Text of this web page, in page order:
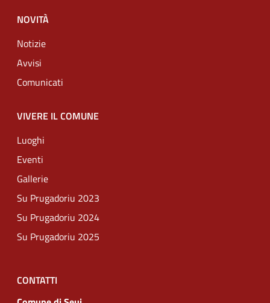
NOVITÀ
Notizie
Avvisi
Comunicati
VIVERE IL COMUNE
Luoghi
Eventi
Gallerie
Su Prugadoriu 2023
Su Prugadoriu 2024
Su Prugadoriu 2025
CONTATTI